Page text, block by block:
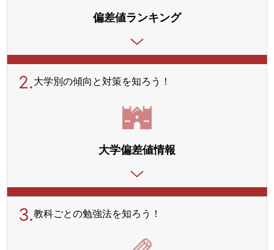
偏差値ランキング
2.大学別の傾向と対策を知ろう！
大学偏差値情報
3.教科ごとの勉強法を知ろう！